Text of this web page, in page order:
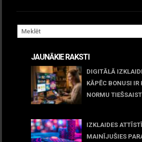
JAUNĀKIE RAKSTI
DIGITĀLĀ
KĀPĒC BONUSI IR
NORMU
IZKLAIDES
MAINĪJUŠIES